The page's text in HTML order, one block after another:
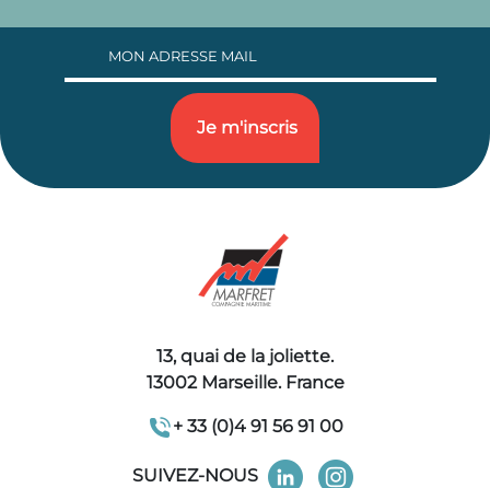
13, quai de la joliette.
13002 Marseille. France
+ 33 (0)4 91 56 91 00
SUIVEZ-NOUS